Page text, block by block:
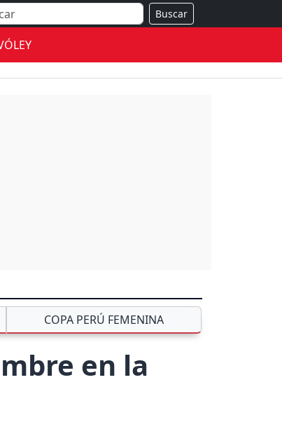
Buscar
COPA PERÚ FEMENINA
en la